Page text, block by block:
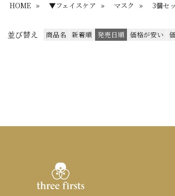
HOME » ▼フェイスケア » マスク » 3個セ
並び替え 商品名 新着順 発売日順 価格が安い